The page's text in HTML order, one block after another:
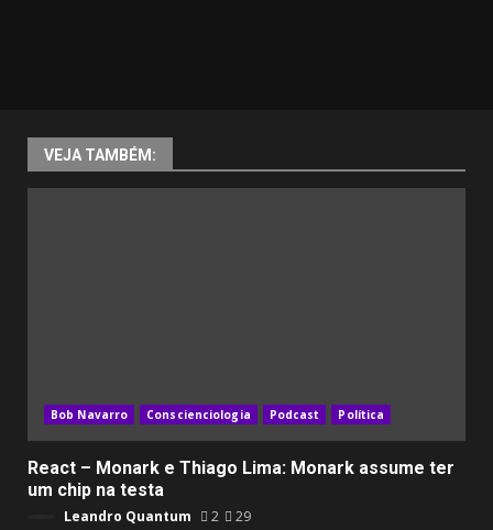
VEJA TAMBÉM:
Bob Navarro Conscienciologia Podcast Política
React – Monark e Thiago Lima: Monark assume ter
um chip na testa
Leandro Quantum 2 29